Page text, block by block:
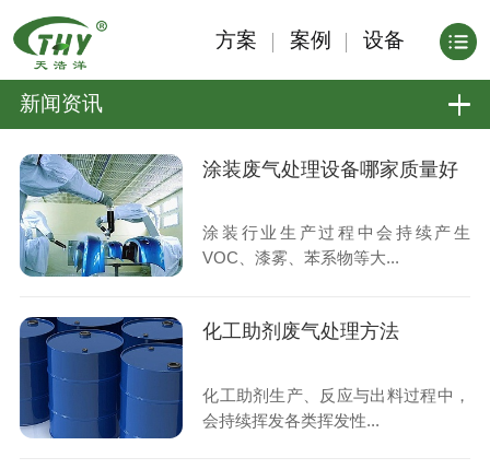
方案 案例 设备
新闻资讯
涂装废气处理设备哪家质量好
涂装行业生产过程中会持续产生
VOC、漆雾、苯系物等大...
化工助剂废气处理方法
化工助剂生产、反应与出料过程中，
会持续挥发各类挥发性...